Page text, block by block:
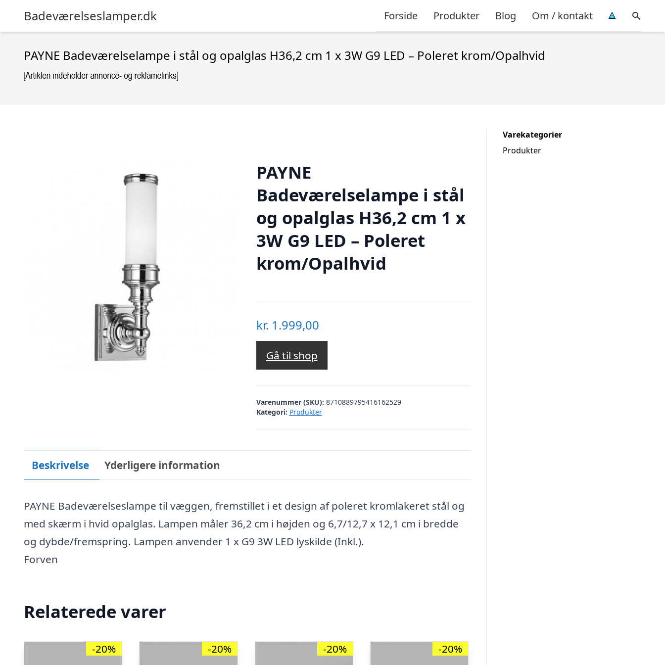
Badeværelseslamper.dk Forside Produkter Blog Om / kontakt
PAYNE Badeværelselampe i stål og opalglas H36,2 cm 1 x 3W G9 LED – Poleret krom/Opalhvid
PAYNE
Badeværelselampe i stål
og opalglas H36,2 cm 1 x
3W G9 LED – Poleret
krom/Opalhvid
kr. 1.999,00
Gå til shop
Varenummer (SKU): 8710889795416162529
Kategori: Produkter
Beskrivelse Yderligere information
PAYNE Badeværelseslampe til væggen, fremstillet i et design af poleret kromlakeret stål og
med skærm i hvid opalglas. Lampen måler 36,2 cm i højden og 6,7/12,7 x 12,1 cm i bredde
og dybde/fremspring. Lampen anvender 1 x G9 3W LED lyskilde (Inkl.).
Forven
Relaterede varer
-20% -20% -20% -20%
Varekategorier
Produkter